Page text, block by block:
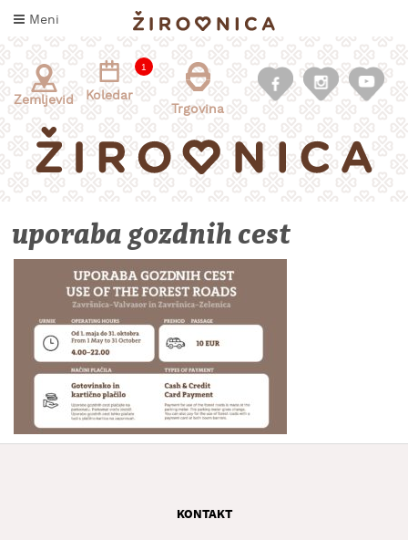
na
Meni
INFORMACIJE
OBISKOVALCE
KAJ
DOŽIVETI
KAJ
OKUSITI
Zemljevid
1
Koledar
Trgovina
uporaba gozdnih cest
KONTAKT